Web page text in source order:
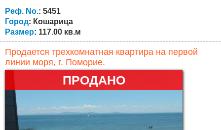
закрытой территории. Для удобства владельцев
недвижимости предлагается бассейн,...
Реф. No.: 5451
Город: Кошарица
Размер: 117.00 кв.м
Продается трехкомнатная квартира на первой
линии моря, г. Поморие.
ПРОДАНО